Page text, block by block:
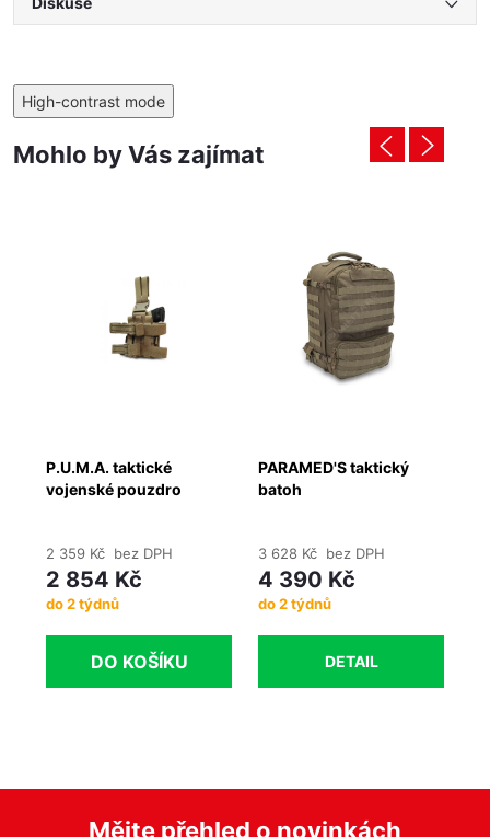
High-contrast mode
Mohlo by Vás zajímat
P.U.M.A. taktické
vojenské pouzdro
2 359 Kč bez DPH
2 854 Kč
do 2 týdnů
DO KOŠÍKU
PARAMED'S taktický
batoh
3 628 Kč bez DPH
4 390 Kč
do 2 týdnů
DETAIL
Mějte přehled o novinkách